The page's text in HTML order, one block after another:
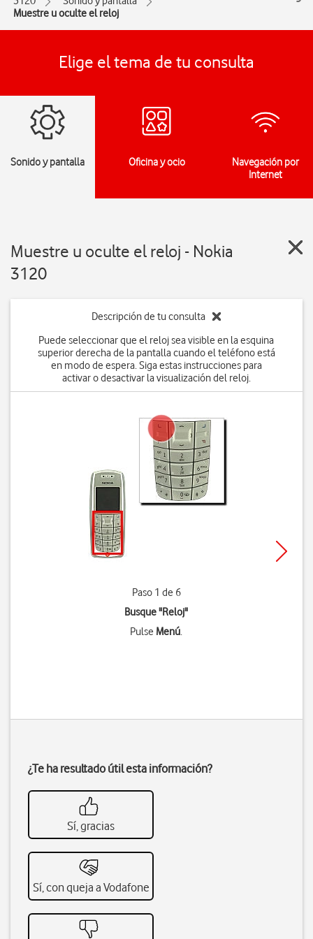
Muestre u oculte el reloj
Elige el tema de tu consulta
Sonido y pantalla Oficina y ocio
Navegación por
Internet
Muestre u oculte el reloj - Nokia
3120
Descripción de tu consulta
Puede seleccionar que el reloj sea visible en la esquina
superior derecha de la pantalla cuando el teléfono está
en modo de espera. Siga estas instrucciones para
activar o desactivar la visualización del reloj.
Paso 1 de 6
Busque "Reloj"
Pulse Menú.
¿Te ha resultado útil esta información?
Sí, gracias
Sí, con queja a Vodafone